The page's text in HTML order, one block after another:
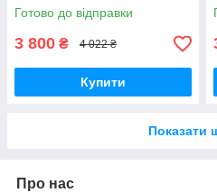
Готово до відправки
3 800 ₴ 4 022 ₴
Купити
Показати
Про нас